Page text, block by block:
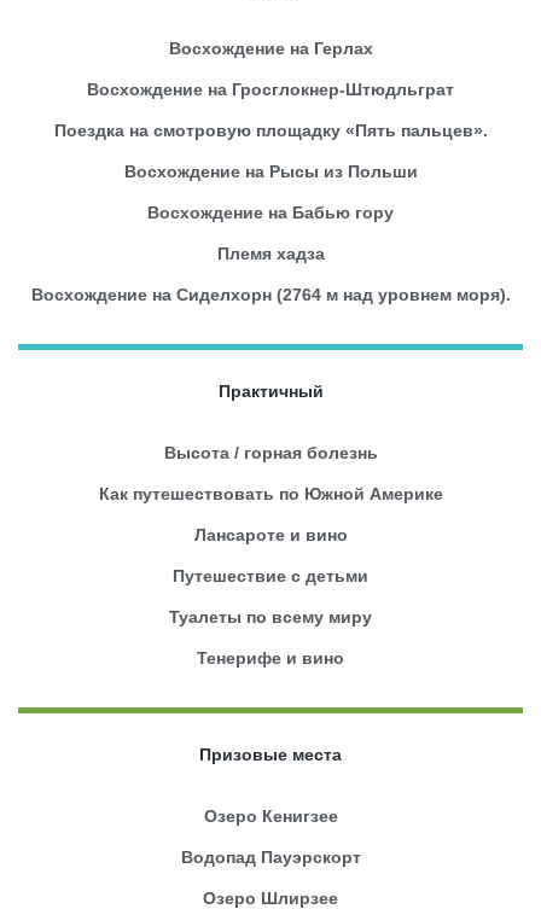
Восхождение на Герлах
Восхождение на Гросглокнер-Штюдльграт
Поездка на смотровую площадку «Пять пальцев».
Восхождение на Рысы из Польши
Восхождение на Бабью гору
Племя хадза
Восхождение на Сиделхорн (2764 м над уровнем моря).
Практичный
Высота / горная болезнь
Как путешествовать по Южной Америке
Лансароте и вино
Путешествие с детьми
Туалеты по всему миру
Тенерифе и вино
Призовые места
Озеро Кенигзее
Водопад Пауэрскорт
Озеро Шлирзее